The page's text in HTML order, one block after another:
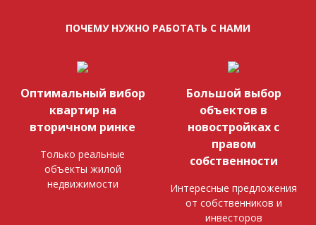
ПОЧЕМУ НУЖНО РАБОТАТЬ С НАМИ
Оптимальный вибор
квартир на
вторичном ринке
Только реальные
объекты жилой
недвижимости
Большой выбор
объектов в
новостройках с
правом
собственности
Интересные предложения
от собственников и
инвесторов